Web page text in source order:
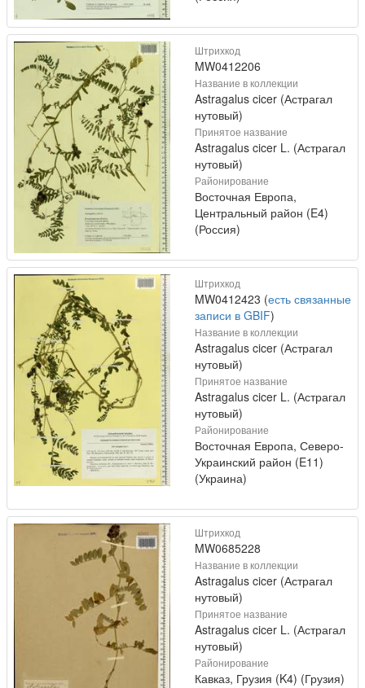
Штрихкод
MW0412206
Название в коллекции
Astragalus cicer (Астрагал
нутовый)
Принятое название
Astragalus cicer L. (Астрагал
нутовый)
Районирование
Восточная Европа,
Центральный район (E4)
(Россия)
Штрихкод
MW0412423 (есть связанные
записи в GBIF)
Название в коллекции
Astragalus cicer (Астрагал
нутовый)
Принятое название
Astragalus cicer L. (Астрагал
нутовый)
Районирование
Восточная Европа, Северо-
Украинский район (E11)
(Украина)
Штрихкод
MW0685228
Название в коллекции
Astragalus cicer (Астрагал
нутовый)
Принятое название
Astragalus cicer L. (Астрагал
нутовый)
Районирование
Кавказ, Грузия (K4) (Грузия)